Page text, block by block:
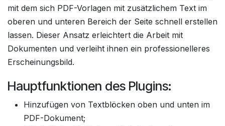
mit dem sich PDF-Vorlagen mit zusätzlichem Text im
oberen und unteren Bereich der Seite schnell erstellen
lassen. Dieser Ansatz erleichtert die Arbeit mit
Dokumenten und verleiht ihnen ein professionelleres
Erscheinungsbild.
Hauptfunktionen des Plugins:
Hinzufügen von Textblöcken oben und unten im
PDF-Dokument;